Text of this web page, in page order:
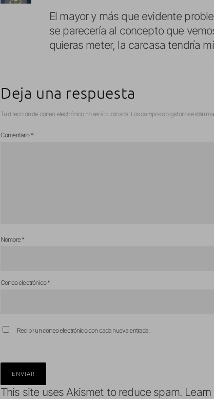
El mayor y más que evidente
se parecería al concepto que
quieras meter, la carcasa tendría
Deja una respuesta
Tu dirección de correo electrónico no será publicada. Los campos obligatorios están
Comentario *
Nombre*
Correo electrónico*
Recibir un correo electrónico con cada nueva entrada.
This site uses Akismet to reduce spam.